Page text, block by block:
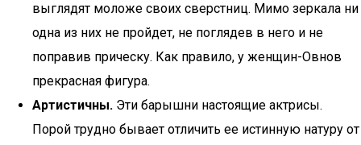
выглядят моложе своих сверстниц. Мимо зеркала ни
одна из них не пройдет, не поглядев в него и не
поправив прическу. Как правило, у женщин-Овнов
прекрасная фигура.
Артистичны. Эти барышни настоящие актрисы.
Порой трудно бывает отличить ее истинную натуру от